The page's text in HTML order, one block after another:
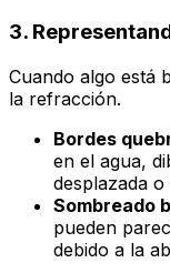
3.
Cuando algo está
la refracción.
Bordes
en el agua,
desplazada
Sombreado
pueden
debido a la